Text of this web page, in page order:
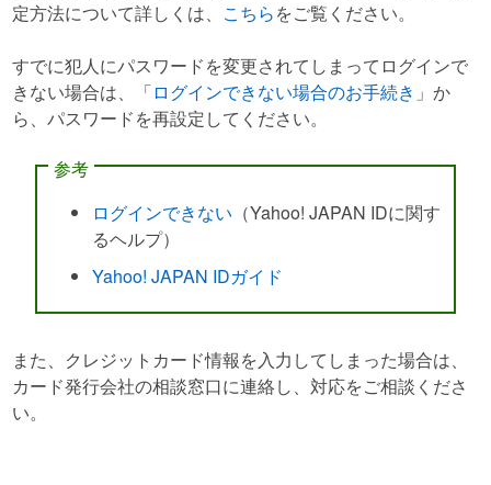
定方法について詳しくは、 こちらをご覧ください。
すでに犯人にパスワードを変更されてしまってログインで
きない場合は、「ログインできない場合のお手続き 」か
ら、パスワードを再設定してください。
参考
ログインできない （Yahoo! JAPAN IDに関す
るヘルプ）
Yahoo! JAPAN IDガイド
また、クレジットカード情報を入力してしまった場合は、
カード発行会社の相談窓口に連絡し、対応をご相談くださ
い。